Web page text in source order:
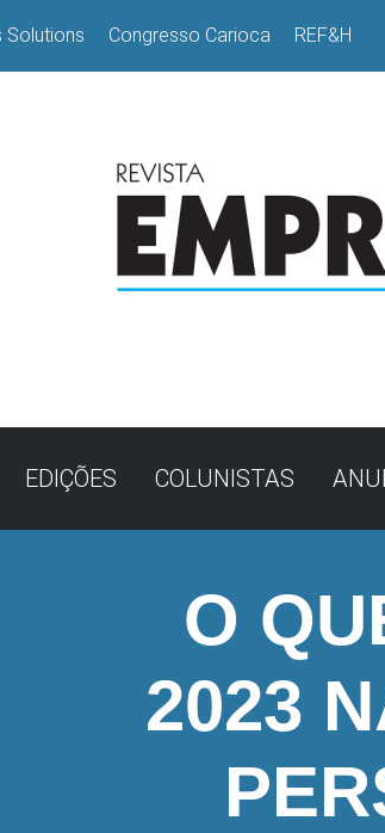
Solutions Congresso Carioca REF&H
EDIÇÕES COLUNISTAS
O
2023